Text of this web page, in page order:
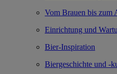
Vom Brauen bis zum
Einrichtung und
Bier-Inspiration
Biergeschichte und -